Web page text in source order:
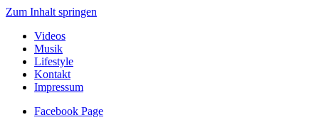
Zum Inhalt springen
Videos
Musik
Lifestyle
Kontakt
Impressum
Facebook Page